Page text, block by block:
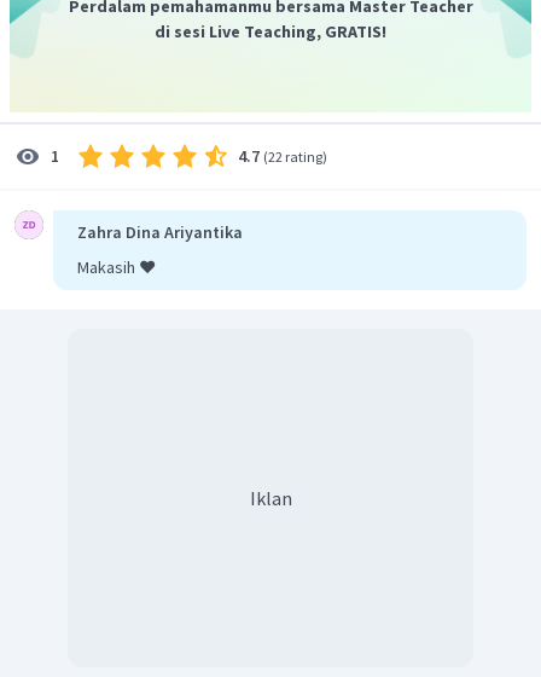
Perdalam pemahamanmu bersama Master Teacher
di sesi Live Teaching, GRATIS!
1 4.7 (22 rating)
Zahra Dina Ariyantika
Makasih ❤️
Iklan